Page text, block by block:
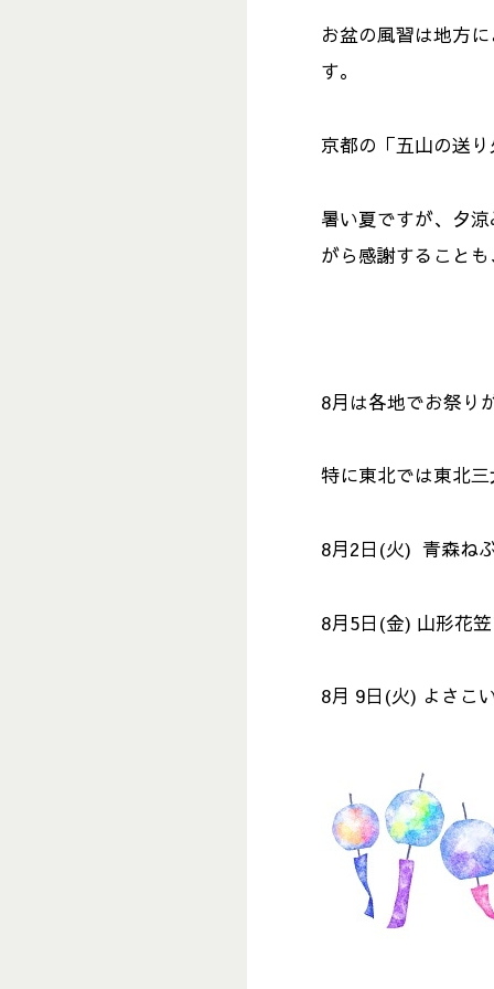
お盆の風習は地方
す。
京都の「五山の送
暑い夏ですが、夕
がら感謝すること
8月は各地でお祭り
特に東北では東北
8月2日(火) 青森ね
8月5日(金) 山形
8月 9日(火) よさ